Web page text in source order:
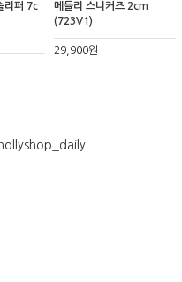
리퍼 7c
메들리 스니커즈 2cm
(723V1)
29,900원